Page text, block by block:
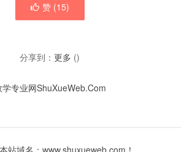
赞 (15)
分享到： 更多 ()
学专业网ShuXueWeb.Com
站域名：www.shuxueweb.com！